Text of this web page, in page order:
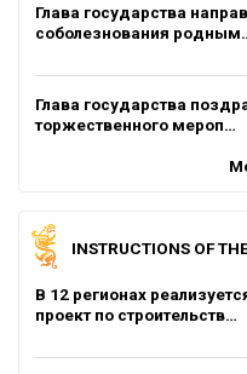
Глава государства
соболезнования
Глава государства
торжественного мероп…
INSTRUCTIONS OF
В 12 регионах
проект по строительств…